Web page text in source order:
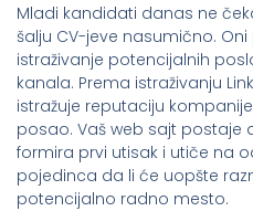
Mladi kandidati danas ne
šalju CV-jeve nasumično.
istraživanje potencijalnih
kanala. Prema istraživanju
istražuje reputaciju
posao. Vaš web sajt postaje
formira prvi utisak i utiče na
pojedinca da li će uopšte
potencijalno radno mesto.